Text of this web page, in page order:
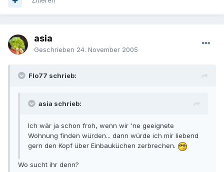
asia
Geschrieben 24. November 2005
Flo77 schrieb:
asia schrieb:
Ich wär ja schon froh, wenn wir 'ne geeignete
Wohnung finden würden... dann würde ich mir liebend
gern den Kopf über Einbauküchen zerbrechen.
Wo sucht ihr denn?